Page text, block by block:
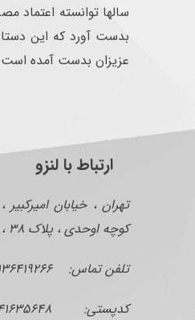
سالها توانسته اعتماد
بدست آورد که این
عزیزان بدست آمده
ارتباط با لنزو
تهران ، خیابان
کوچه اوحدی ، پلاک ۳۸ ، فروشگاه لنزوپارت
تلفن تماس: ۰۲۱۳۶۴۱۹۲۶۶
کدپستی: ۱۱۴۱۶۳۵۶۴۸